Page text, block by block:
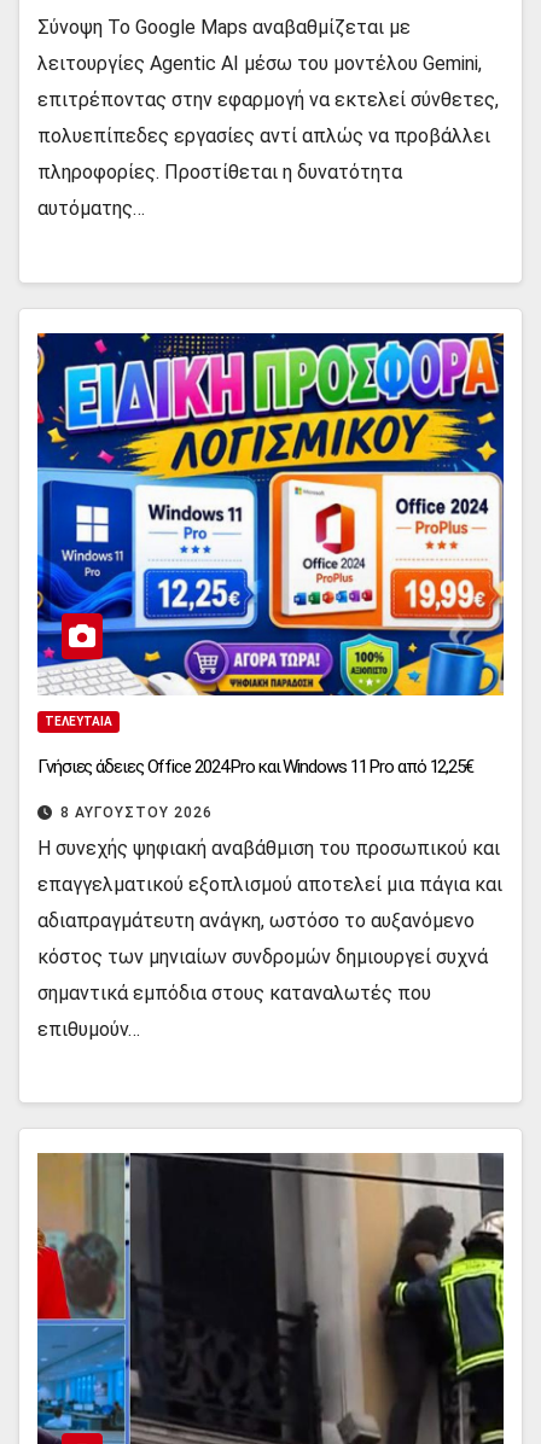
Σύνοψη Το Google Maps αναβαθμίζεται με
λειτουργίες Agentic AI μέσω του μοντέλου Gemini,
επιτρέποντας στην εφαρμογή να εκτελεί σύνθετες,
πολυεπίπεδες εργασίες αντί απλώς να προβάλλει
πληροφορίες. Προστίθεται η δυνατότητα
αυτόματης…
ΤΕΛΕΥΤΑΊΑ
Γνήσιες άδειες Office 2024 Pro και Windows 11 Pro από 12,25€
8 ΑΥΓΟΎΣΤΟΥ 2026
Η συνεχής ψηφιακή αναβάθμιση του προσωπικού και
επαγγελματικού εξοπλισμού αποτελεί μια πάγια και
αδιαπραγμάτευτη ανάγκη, ωστόσο το αυξανόμενο
κόστος των μηνιαίων συνδρομών δημιουργεί συχνά
σημαντικά εμπόδια στους καταναλωτές που
επιθυμούν…